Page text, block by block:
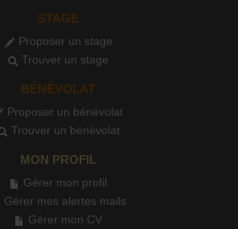
STAGE
Proposer un stage
Trouver un stage
BÉNÉVOLAT
Proposer un bénévolat
Trouver un bénévolat
MON PROFIL
Gérer mon profil
Gérer mes alertes mails
Gérer mon CV